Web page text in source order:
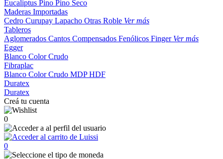
Eucaliptus Pino Pino Seco
Maderas Importadas
Cedro Curupay Lapacho Otras Roble Ver más
Tableros
Aglomerados Cantos Compensados Fenólicos Finger Ver más
Egger
Blanco ColorCrudo
Fibraplac
Blanco ColorCrudo MDPHDF
Duratex
Duratex
Creá tu cuenta
0
0